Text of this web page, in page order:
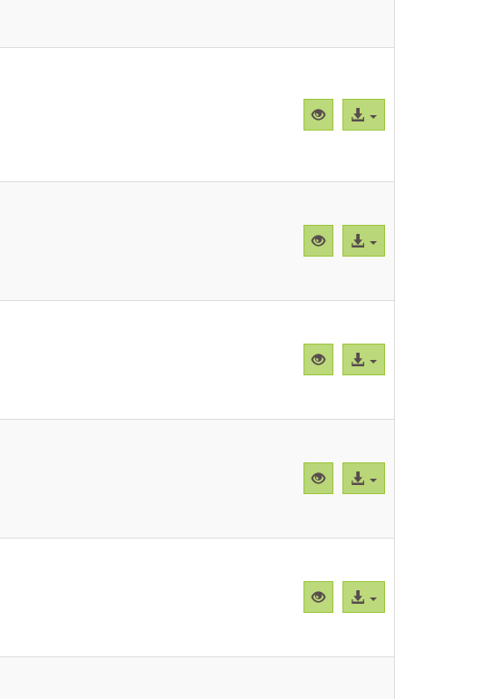
Vista
previa
Acceso
al
Vista
previa
Acceso
al
Vista
previa
Acceso
al
Vista
previa
Acceso
al
Vista
previa
Acceso
al